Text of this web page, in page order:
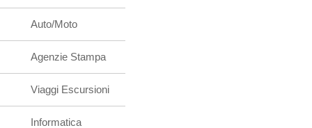
Auto/Moto
Agenzie Stampa
Viaggi Escursioni
Informatica